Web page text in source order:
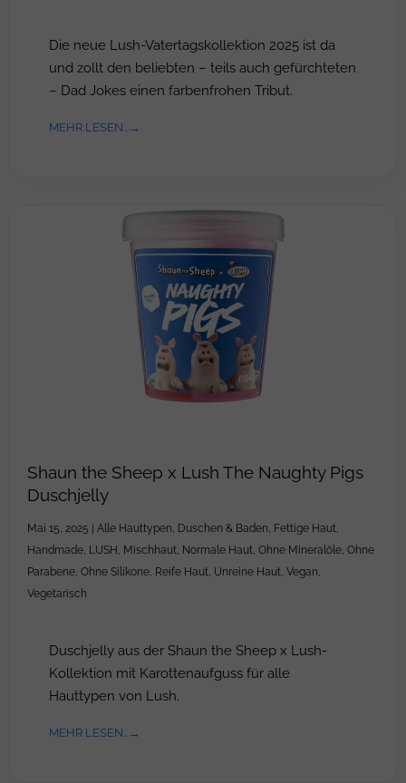
Die neue Lush-Vatertagskollektion 2025 ist da
und zollt den beliebten – teils auch gefürchteten
– Dad Jokes einen farbenfrohen Tribut.
MEHR LESEN...
Shaun the Sheep x Lush The Naughty Pigs
Duschjelly
Mai 15, 2025 Alle Hauttypen, Duschen & Baden, Fettige Haut,
Handmade, LUSH , Mischhaut, Normale Haut, Ohne Mineralöle, Ohne
Parabene, Ohne Silikone, Reife Haut, Unreine Haut, Vegan,
Vegetarisch
Duschjelly aus der Shaun the Sheep x Lush-
Kollektion mit Karottenaufguss für alle
Hauttypen von Lush.
MEHR LESEN...